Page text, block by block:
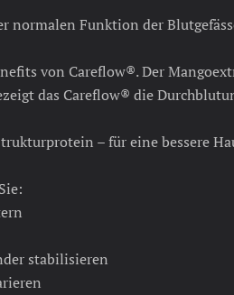
normalen Funktion der
von Careflow®. Der
das Careflow® die
– für eine bessere
stabilisieren